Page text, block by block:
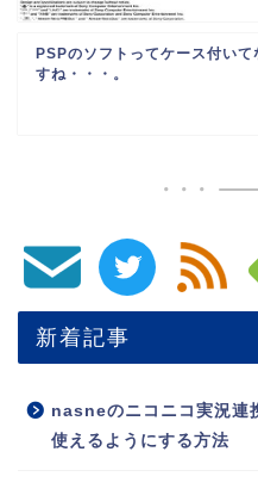
PSPのソフトってケース付いて
すね・・・。
新着記事
nasneのニコニコ実況連
使えるようにする方法